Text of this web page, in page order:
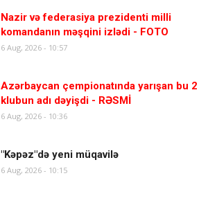
Nazir və federasiya prezidenti milli
komandanın məşqini izlədi - FOTO
6 Aug, 2026 - 10:57
Azərbaycan çempionatında yarışan bu 2
klubun adı dəyişdi - RƏSMİ
6 Aug, 2026 - 10:36
"Kəpəz"də yeni müqavilə
6 Aug, 2026 - 10:15